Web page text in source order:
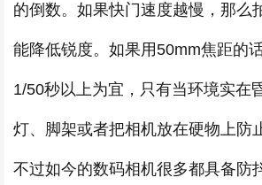
的倒数。如果快门速度越慢，那么
能降低锐度。如果用50mm焦距的
1/50秒以上为宜，只有当环境实在
灯、脚架或者把相机放在硬物上防
不过如今的数码相机很多都具备防